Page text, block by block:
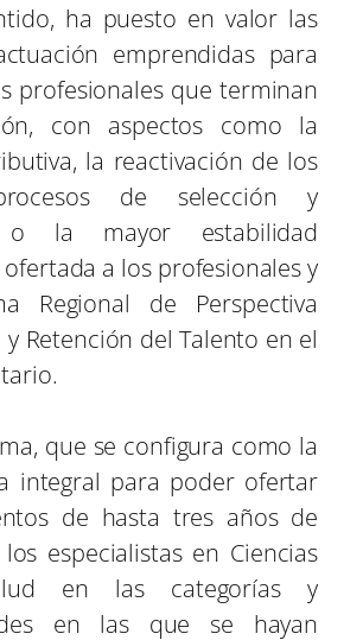
ha puesto en valor las
emprendidas para
profesionales que terminan
con aspectos como la
la reactivación de los
de selección y
o la mayor estabilidad
a los profesionales y
Regional de Perspectiva
Retención del Talento en el
que se configura como la
integral para poder ofertar
de hasta tres años de
especialistas en Ciencias
en las categorías y
en las que se hayan